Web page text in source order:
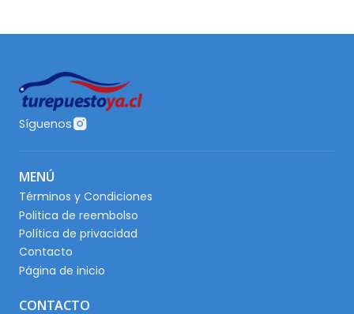
Síguenos
MENÚ
Términos y Condiciones
Politica de reembolso
Política de privacidad
Contacto
Página de inicio
CONTACTO